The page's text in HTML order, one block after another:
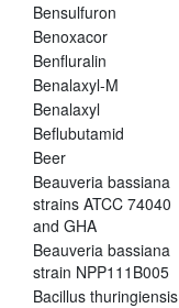
Bensulfuron
Benoxacor
Benfluralin
Benalaxyl-M
Benalaxyl
Beflubutamid
Beer
Beauveria bassiana
strains ATCC 74040
and GHA
Beauveria bassiana
strain NPP111B005
Bacillus thuringiensis